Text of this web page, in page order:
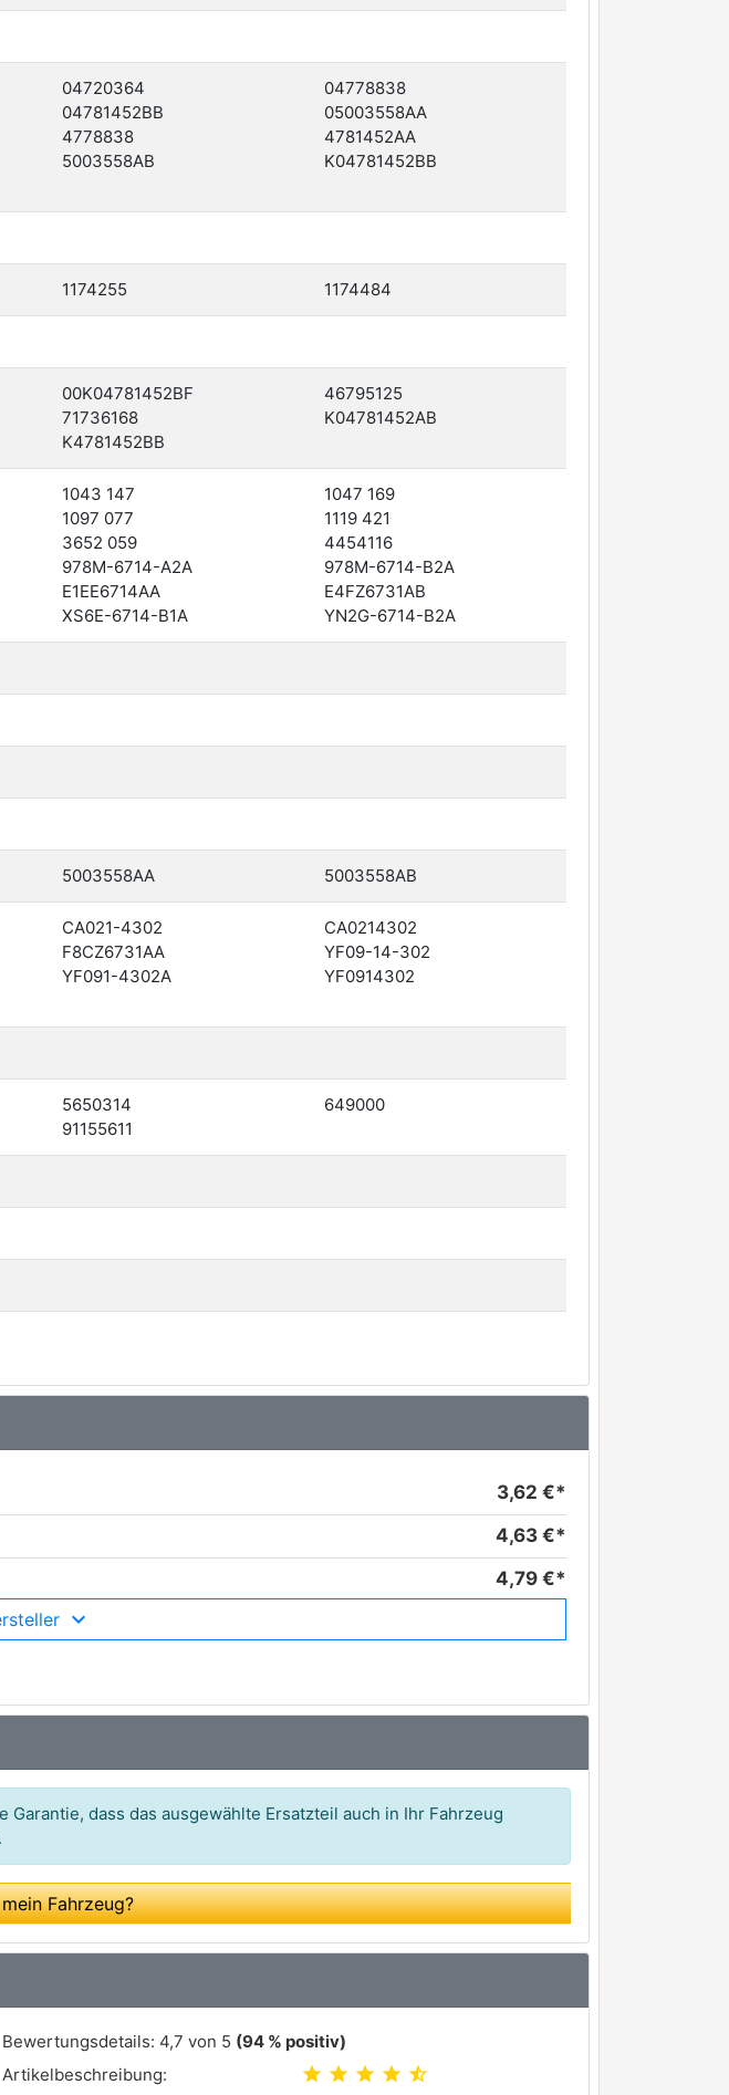
04720364
04778838
04781452BB
05003558AA
4778838
4781452AA
5003558AB
K04781452BB
1174255 1174484
00K04781452BF
46795125
71736168
K04781452AB
K4781452BB
1043 147
1047 169
1097 077
1119 421
3652 059
4454116
978M-6714-A2A
978M-6714-B2A
E1EE6714AA
E4FZ6731AB
XS6E-6714-B1A YN2G-6714-B2A
5003558AA 5003558AB
CA021-4302
CA0214302
F8CZ6731AA
YF09-14-302
YF091-4302A
YF0914302
5650314
649000
91155611
3,62 €*
4,63 €*
4,79 €*
5,61 €*
dass das ausgewählte Ersatzteil auch in Ihr Fahrzeug
Fahrzeug?
Bewertungsdetails: 4,7 von 5 (94 % positiv)
Artikelbeschreibung:
star star star star star_half